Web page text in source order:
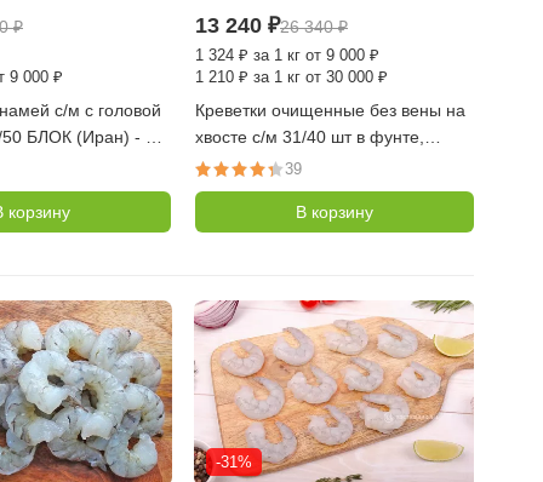
₽
9 000 ₽
с/м с головой
БЛОК (Иран) - 2
корзину
13 240 ₽26 340₽
1 324 ₽ за 1 кг от 9 000 ₽
1 210 ₽ за 1 кг от 30 000 ₽
Креветки очищенные без вены на
хвосте с/м 31/40 шт в фунте,
коробка 10 кг (10 уп по 1 кг,
Индия)
39
В корзину
-31%